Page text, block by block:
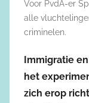
Voor PvdA-er
alle
criminelen.
Immigratie
het
zich erop